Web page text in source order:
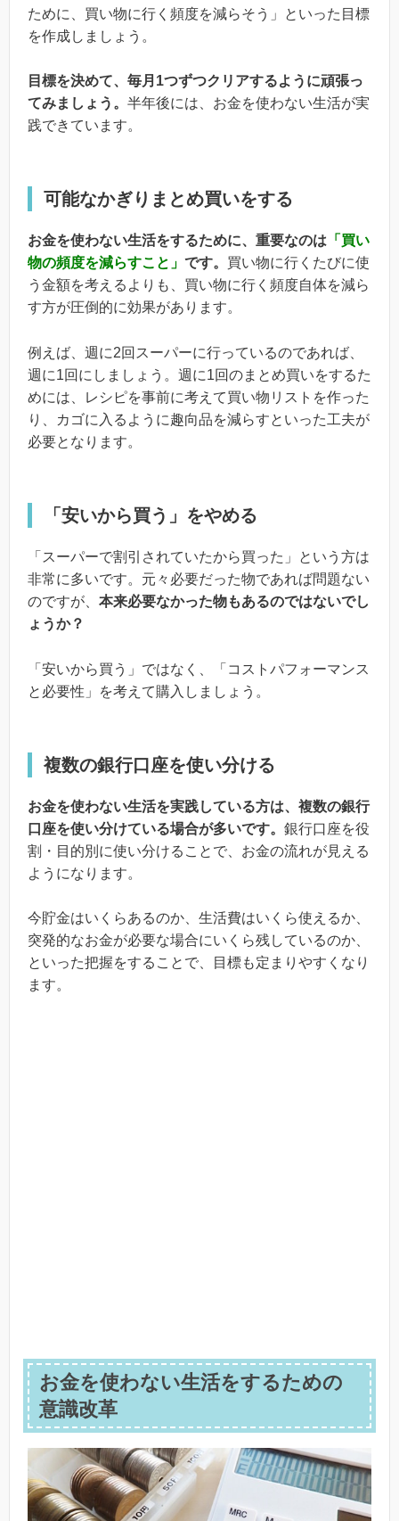
ために、買い物に行く頻度を減らそう」といった目標
を作成しましょう。
目標を決めて、毎月1つずつクリアするように頑張っ
てみましょう。 半年後には、お金を使わない生活が実
践できています。
可能なかぎりまとめ買いをする
お金を使わない生活をするために、重要なのは 「買い
物の頻度を減らすこと」 です。 買い物に行くたびに使
う金額を考えるよりも、買い物に行く頻度自体を減ら
す方が圧倒的に効果があります。
例えば、週に2回スーパーに行っているのであれば、
週に1回にしましょう。週に1回のまとめ買いをするた
めには、レシピを事前に考えて買い物リストを作った
り、カゴに入るように趣向品を減らすといった工夫が
必要となります。
「安いから買う」をやめる
「スーパーで割引されていたから買った」という方は
非常に多いです。元々必要だった物であれば問題ない
のですが、 本来必要なかった物もあるのではないでし
ょうか？
「安いから買う」ではなく、「コストパフォーマンス
と必要性」を考えて購入しましょう。
複数の銀行口座を使い分ける
お金を使わない生活を実践している方は、複数の銀行
口座を使い分けている場合が多いです。 銀行口座を役
割・目的別に使い分けることで、お金の流れが見える
ようになります。
今貯金はいくらあるのか、生活費はいくら使えるか、
突発的なお金が必要な場合にいくら残しているのか、
といった把握をすることで、目標も定まりやすくなり
ます。
お金を使わない生活をするための
意識改革